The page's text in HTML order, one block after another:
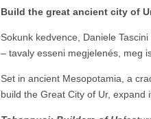
Build the great ancient city of
Sokunk kedvence, Daniele
– tavaly esseni megjelenés, meg
Set in ancient Mesopotamia, a
build the Great City of Ur, expand